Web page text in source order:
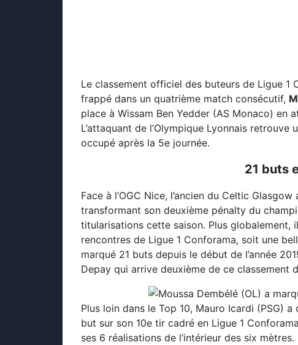
Le classement officiel des buteurs de Ligue 1
frappé dans un quatrième match consécutif,
place à Wissam Ben Yedder (AS Monaco) en
L’attaquant de l’Olympique Lyonnais
occupé après la 5e journée.
21 buts
Face à l’OGC Nice, l’ancien du Celtic
transformant son deuxième pénalty du
titularisations cette saison. Plus globalement,
rencontres de Ligue 1 Conforama, soit une
marqué 21 buts depuis le début de l’année
Depay qui arrive deuxième de ce classement
Plus loin dans le Top 10, Mauro Icardi (PSG)
but sur son 10e tir cadré en Ligue 1
ses 6 réalisations de l’intérieur des six